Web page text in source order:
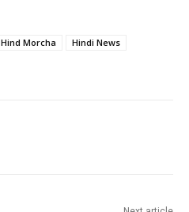
Hind Morcha
Hindi News